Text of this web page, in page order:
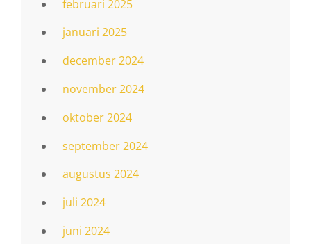
februari 2025
januari 2025
december 2024
november 2024
oktober 2024
september 2024
augustus 2024
juli 2024
juni 2024